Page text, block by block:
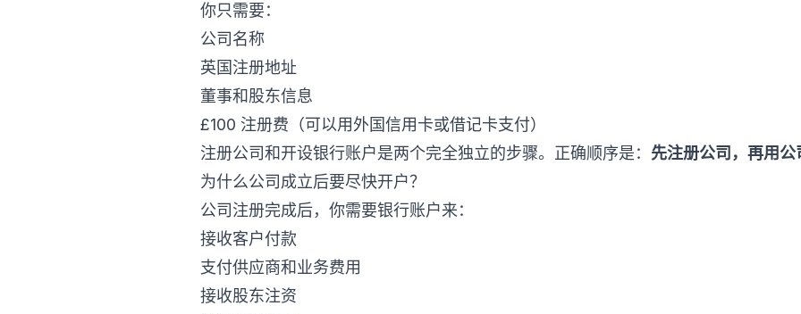
你只需要：
公司名称
英国注册地址
董事和股东信息
£100 注册费（可以用外国信用卡或借记卡支付）
注册公司和开设银行账户是两个完全独立的步骤。正确顺序是： 先注册公司，再用
为什么公司成立后要尽快开户？
公司注册完成后，你需要银行账户来：
接收客户付款
支付供应商和业务费用
接收股东注资